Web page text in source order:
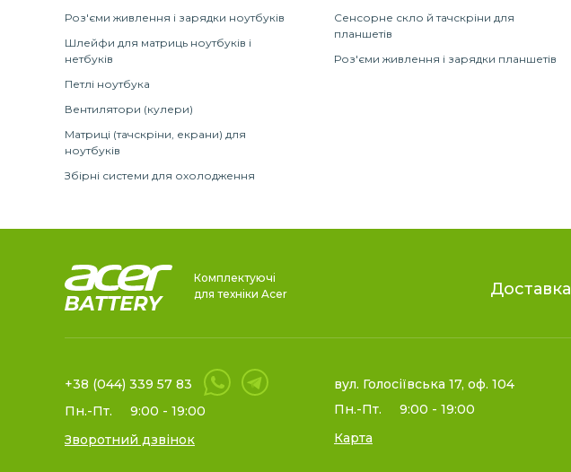
Роз'єми живлення і зарядки ноутбуків
Шлейфи для матриць ноутбуків і
нетбуків
Петлі ноутбука
Вентилятори (кулери)
Матриці (тачскріни, екрани) для
ноутбуків
Збірні системи для охолодження
Сенсорне скло й тачскріни для
планшетів
Роз'єми живлення і зарядки планшетів
Комплектуючі
для техніки Acer
Доставка
+38 (044) 339 57 83
Пн.-Пт.
9:00 - 19:00
Зворотний дзвінок
вул. Голосіївська 17, оф. 104
Пн.-Пт.
9:00 - 19:00
Карта